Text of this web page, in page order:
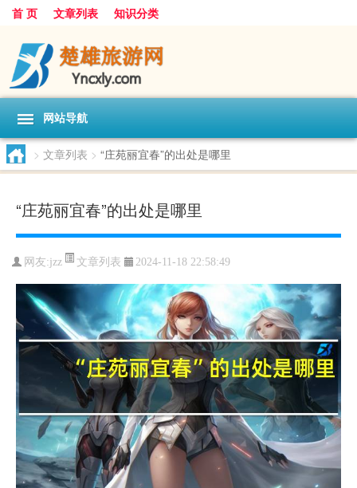
首 页 文章列表 知识分类
网站导航
> 文章列表 > “庄苑丽宜春”的出处是哪里
“庄苑丽宜春”的出处是哪里
网友:jzz 文章列表 2024-11-18 22:58:49